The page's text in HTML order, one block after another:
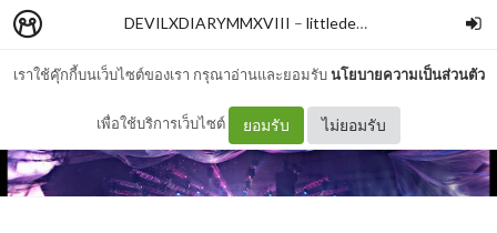
เราใช้คุ๊กกี้บนเว็บไซต์ของเรา กรุณาอ่านและยอมรับนโยบายความเป็นส่วนตัว
เพื่อใช้บริการเว็บไซต์ ยอมรับ ไม่ยอมรับ
DEVILXDIARYMMXVIII – littledevilxxx